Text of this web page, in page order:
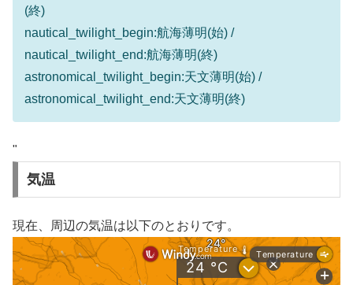
(終)
nautical_twilight_begin:航海薄明(始) /
nautical_twilight_end:航海薄明(終)
astronomical_twilight_begin:天文薄明(始) /
astronomical_twilight_end:天文薄明(終)
"
気温
現在、周辺の気温は以下のとおりです。